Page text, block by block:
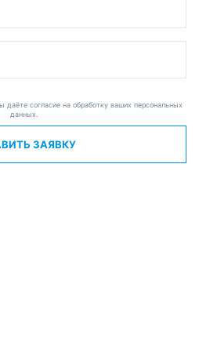
согласие на обработку ваших персональных
данных.
ЗАЯВКУ